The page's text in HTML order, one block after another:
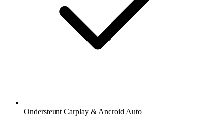
Ondersteunt Carplay & Android Auto